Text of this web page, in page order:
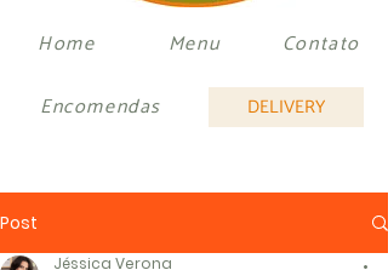
Encomendas DELIVERY
Contato
Home Menu
Post
Jéssica Verona